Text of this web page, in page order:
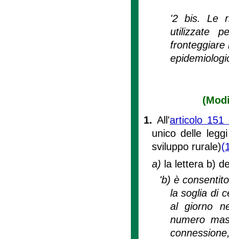
'2 bis. Le
utilizzate
fronteggiare
1.All'articolo 151
unico delle
sviluppo rurale)
a) la lettera b)
'b) è
la soglia di
al giorno
numero